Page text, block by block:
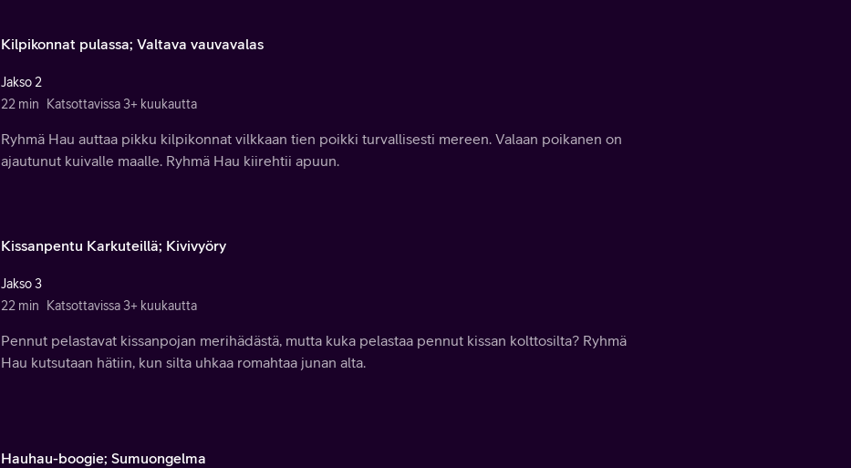
Kilpikonnat pulassa; Valtava vauvavalas
Jakso 2
22 min
Katsottavissa 3+ kuukautta
Ryhmä Hau auttaa pikku kilpikonnat vilkkaan tien poikki turvallisesti mereen. Valaan poikanen on
ajautunut kuivalle maalle. Ryhmä Hau kiirehtii apuun.
Kissanpentu Karkuteillä; Kivivyöry
Jakso 3
22 min
Katsottavissa 3+ kuukautta
Pennut pelastavat kissanpojan merihädästä, mutta kuka pelastaa pennut kissan kolttosilta? Ryhmä
Hau kutsutaan hätiin, kun silta uhkaa romahtaa junan alta.
Hauhau-boogie; Sumuongelma